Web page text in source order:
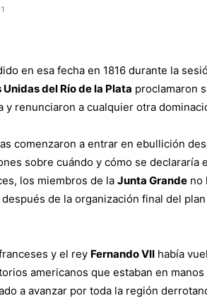
en esa fecha en 1816 durante la
del Río de la Plata proclamaron
y renunciaron a cualquier otra
comenzaron a entrar en ebullición
sobre cuándo y cómo se declararía
los miembros de la Junta Grande no
de la organización final del
y el rey Fernando VII había
americanos que estaban en
a avanzar por toda la región